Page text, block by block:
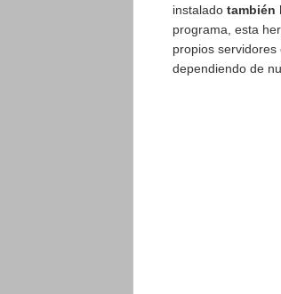
instalado también
programa, esta
propios
dependiendo de